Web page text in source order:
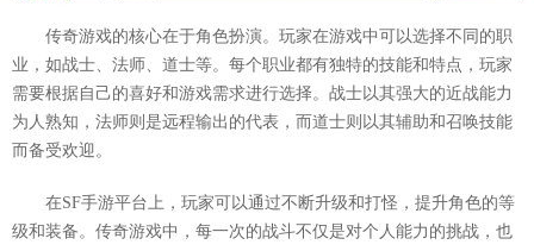
传奇游戏的核心在于角色扮演。玩家在游戏中可以选择不同的职
业，如战士、法师、道士等。每个职业都有独特的技能和特点，玩家
需要根据自己的喜好和游戏需求进行选择。战士以其强大的近战能力
为人熟知，法师则是远程输出的代表，而道士则以其辅助和召唤技能
而备受欢迎。
在SF手游平台上，玩家可以通过不断升级和打怪，提升角色的等
级和装备。传奇游戏中，每一次的战斗不仅是对个人能力的挑战，也